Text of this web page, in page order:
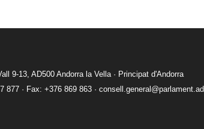
9-13, AD500 Andorra la Vella · Principat d'Andorra
877 · Fax: +376 869 863 · consell.general@parlament.ad